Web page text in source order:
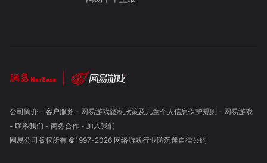
公司简介- 客户服务 - 网易游戏隐私政策及儿童个人信息保护规则 - 网易游戏
- 联系我们 - 商务合作- 加入我们
网易公司版权所有 ©1997-2026 网络游戏行业防沉迷自律公约